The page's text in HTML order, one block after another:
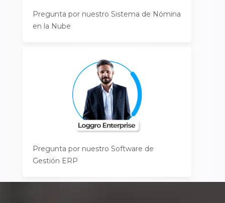
Pregunta por nuestro Sistema de Nómina
en la Nube
Pregunta por nuestro Software de
Gestión ERP